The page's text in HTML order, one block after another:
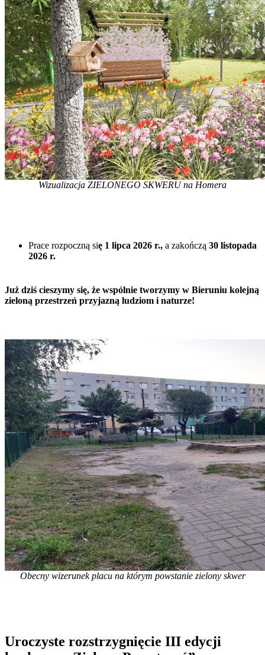
Wizualizacja ZIELONEGO SKWERU na Homera
Prace rozpoczną się 1 lipca 2026 r., a zakończą 30 listopada
2026 r.
Już dziś cieszymy się, że wspólnie tworzymy w Bieruniu kolejną
zieloną przestrzeń przyjazną ludziom i naturze!
Obecny wizerunek placu na którym powstanie zielony skwer
Uroczyste rozstrzygnięcie III edycji